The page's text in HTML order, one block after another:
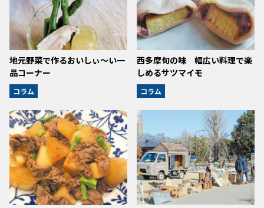
地元野菜で作るおいしぃ～い一
品コーナー
コラム
西多摩旬の味 幅広い料理で楽
しめるサツマイモ
コラム